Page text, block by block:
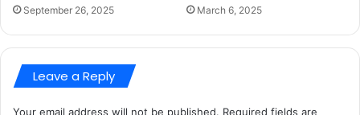
September 26, 2025 March 6, 2025
Leave a Reply
Your email address will not be published. Required fields are